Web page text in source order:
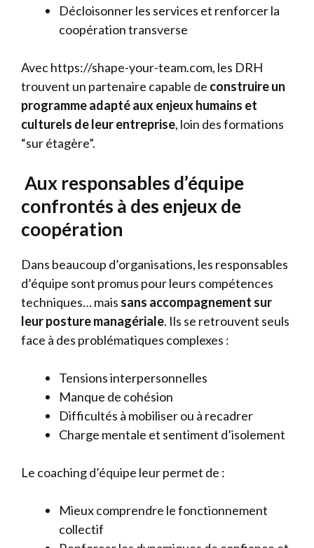
Décloisonner les services et renforcer la
coopération transverse
Avec https://shape-your-team.com, les DRH
trouvent un partenaire capable de construire un
programme adapté aux enjeux humains et
culturels de leur entreprise, loin des formations
“sur étagère”.
Aux responsables d’équipe
confrontés à des enjeux de
coopération
Dans beaucoup d’organisations, les responsables
d’équipe sont promus pour leurs compétences
techniques… mais sans accompagnement sur
leur posture managériale. Ils se retrouvent seuls
face à des problématiques complexes :
Tensions interpersonnelles
Manque de cohésion
Difficultés à mobiliser ou à recadrer
Charge mentale et sentiment d’isolement
Le coaching d’équipe leur permet de :
Mieux comprendre le fonctionnement
collectif